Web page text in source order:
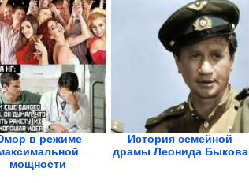
в режиме
мощности
История семейной
драмы Леонида Быкова